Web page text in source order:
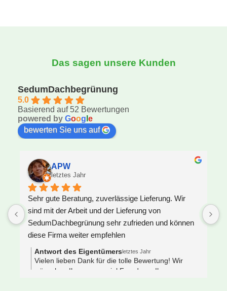
Das sagen unsere Kunden
SedumDachbegrünung
5.0
Basierend auf 52 Bewertungen
powered by Goog e
bewerten Sie uns auf
APW
letztes Jahr
Sehr gute Beratung, zuverlässige Lieferung. Wir
sind mit der Arbeit und der Lieferung von
SedumDachbegrünung sehr zufrieden und können
diese Firma weiter empfehlen
Antwort des Eigentümersletztes Jahr
Vielen lieben Dank für die tolle Bewertung! Wir
wünschen Ihnen ganz viel Freude an Ihrem neuen